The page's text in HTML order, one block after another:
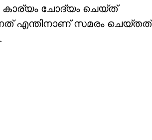
കാര്യം ചോദ്യം ചെയ്ത്
എന്തിനാണ് സമരം ചെയ്തത്